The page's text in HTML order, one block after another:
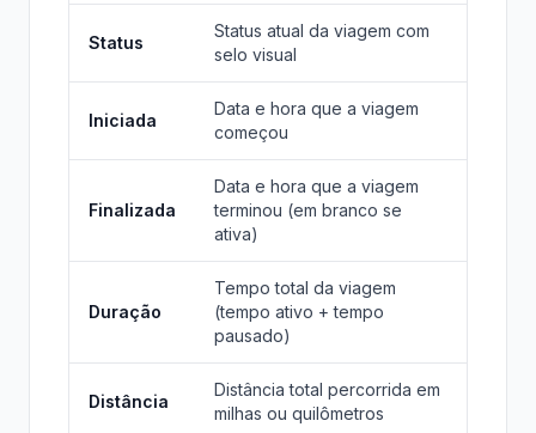
Status
Status atual da viagem com
selo visual
Iniciada
Data e hora que a viagem
começou
Finalizada
Data e hora que a viagem
terminou (em branco se
ativa)
Duração
Tempo total da viagem
(tempo ativo + tempo
pausado)
Distância
Distância total percorrida em
milhas ou quilômetros